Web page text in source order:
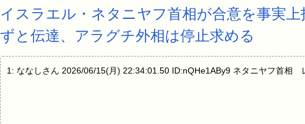
イスラエル・ネタニヤフ首相が合意を事実
ずと伝達、アラグチ外相は停止求める
1: ななしさん 2026/06/15(月) 22:34:01.50 ID:nQHe1ABy9 ネタニヤフ首相